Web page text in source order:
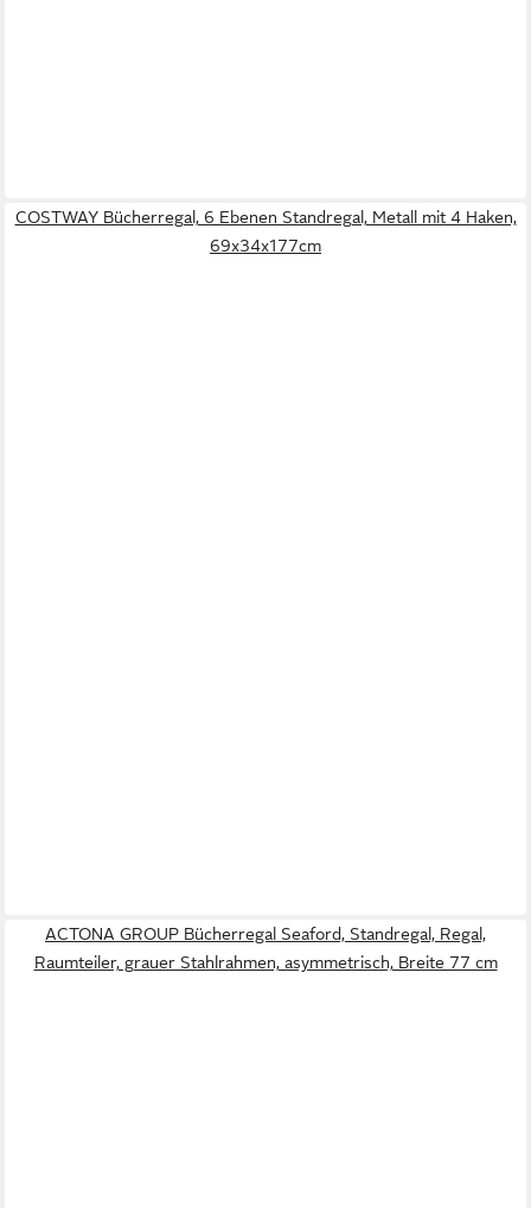
COSTWAY Bücherregal, 6 Ebenen Standregal, Metall mit 4 Haken,
69x34x177cm
ACTONA GROUP Bücherregal Seaford, Standregal, Regal,
Raumteiler, grauer Stahlrahmen, asymmetrisch, Breite 77 cm